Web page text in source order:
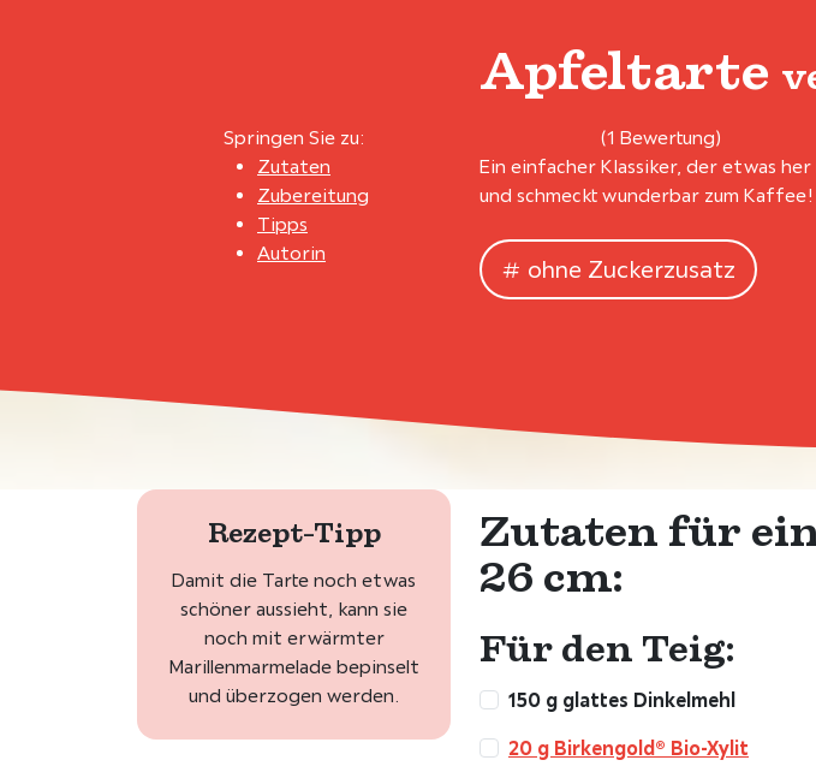
Apfeltarte
Springen Sie zu:
Zutaten
Zubereitung
Tipps
Autorin
(1 Bewertung)
Ein einfacher Klassiker, der etwas
und schmeckt wunderbar zum
ohne Zuckerzusatz
Zutaten für
26 cm:
Für den Teig:
150 g glattes Dinkelmehl
20 g Birkengold® Bio-Xylit
Rezept-Tipp
Damit die Tarte noch etwas
schöner aussieht, kann sie
noch mit erwärmter
Marillenmarmelade bepinselt
und überzogen werden.